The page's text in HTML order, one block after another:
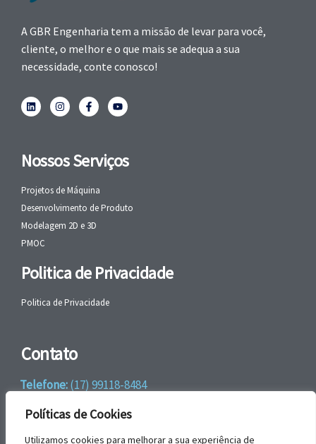
Políticas de Cookies
Utilizamos cookies para melhorar a sua experiência de
A GBR Engenharia tem a missão de levar para você,
cliente, o melhor e o que mais se adequa a sua
necessidade, conte conosco!
Nossos Serviços
Projetos de Máquina
Desenvolvimento de Produto
Modelagem 2D e 3D
PMOC
Politica de Privacidade
Politica de Privacidade
Contato
Telefone:(17) 99118-8484
WhatsApp:+55 (17) 99118-8484
email:faleconosco@gbrengenharia.com